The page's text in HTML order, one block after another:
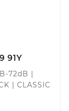
91Y
72dB |
| CLASSIC